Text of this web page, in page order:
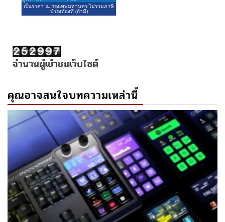
จำนวนผู้เข้าชมเว็บไซต์
คุณอาจสนใจบทความเหล่านี้